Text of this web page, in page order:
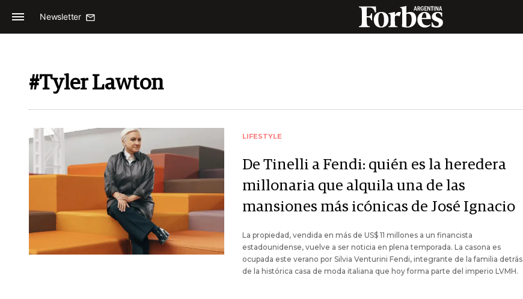
Newsletter
#Tyler Lawton
LIFESTYLE
De Tinelli a Fendi: quién es la heredera
millonaria que alquila una de las
mansiones más icónicas de José Ignacio
La propiedad, vendida en más de US$ 11 millones a un financista
estadounidense, vuelve a ser noticia en plena temporada. La casona es
ocupada este verano por Silvia Venturini Fendi, integrante de la familia detrás
de la histórica casa de moda italiana que hoy forma parte del imperio LVMH.